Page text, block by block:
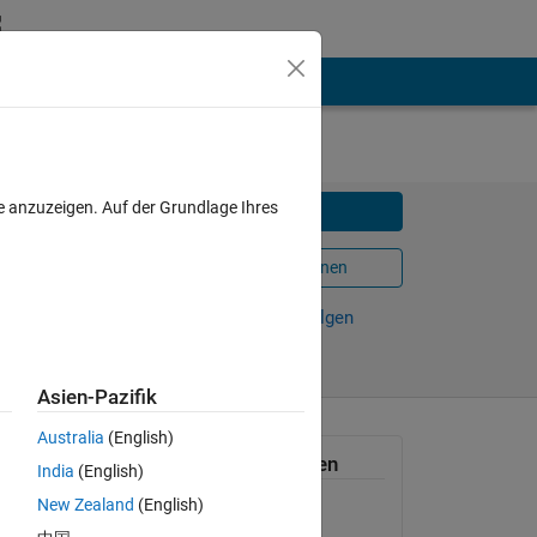
Herunterladen
In MATLAB Online öffnen
Verfolgen
Allgemeine Informationen
Version 1.0.0.1
Auf der Grundlage Ihres
Asien-Pazifik
Australia (English)
India (English)
New Zealand (English)